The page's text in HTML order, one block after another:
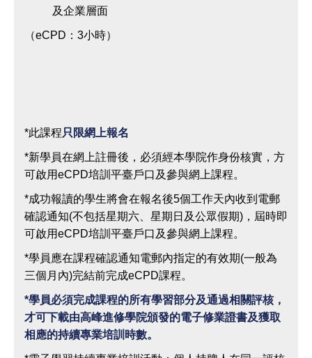
及企業層面
（eCPD：3小時）
*此課程只限網上報名
*新學員在網上註冊後，必須經本學院作身份核實，方
可啟用eCPD培訓平臺戶口及參與網上課程。
*成功報讀的學生將會在報名後5個工作天內收到電郵
確認通知(不包括星期六、星期日及公眾假期)，屆時即
可啟用eCPD培訓平臺戶口及參與網上課程。
*學員應在課程確認通知電郵內指定的有效期(一般為
三個月內)完結前完成eCPD課程。
*學員必須完成課程的所有學習部分及通過相關評核，
才可下載由高峰進修學院頒發的電子修業證書及獲取
相應的持續專業培訓時數。